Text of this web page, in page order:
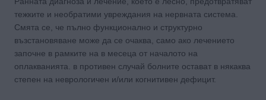
тежките и необратими увреждания на нервната систе­ма.
Смята се, че пълно функционално и структурно
възстановяване може да се очаква, само ако лечението
започне в рамките на в месеца от началото на
оплакванията. в про­тивен случай болните остават в някаква
степен на неврологичен и/или когнитивен дефицит.